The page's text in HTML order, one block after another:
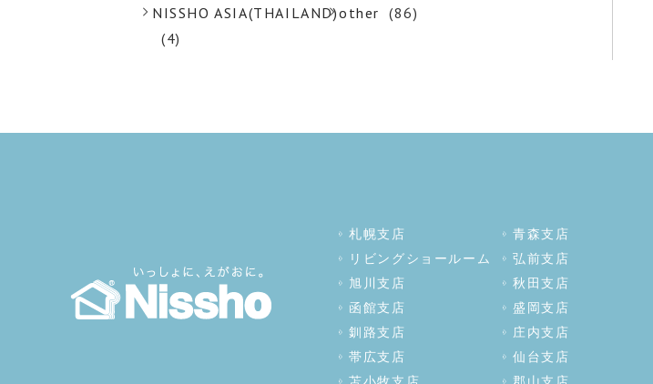
NISSHO ASIA(THAILAND)
(4)
other (86)
札幌支店
リビングショールーム
旭川支店
函館支店
釧路支店
帯広支店
青森支店
弘前支店
秋田支店
盛岡支店
庄内支店
仙台支店